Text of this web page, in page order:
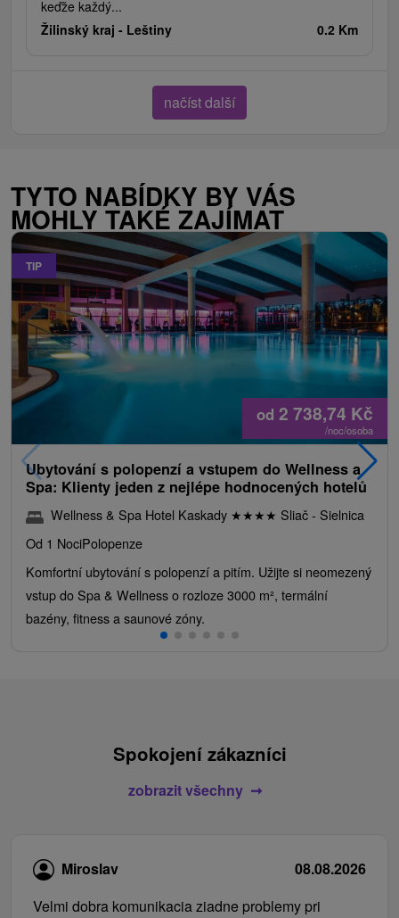
keďže každý...
Žilinský kraj - Leštiny 0.2 Km
načíst další
TYTO NABÍDKY BY VÁS
MOHLY TAKÉ ZAJÍMAT
TIP
od 2 738,74 Kč
/noc/osoba
Ubytování s polopenzí a vstupem do Wellness a
Spa: Klienty jeden z nejlépe hodnocených hotelů
Wellness & Spa Hotel Kaskady ★★★★ Sliač - Sielnica
Od 1 NociPolopenze
Komfortní ubytování s polopenzí a pitím. Užijte si neomezený
vstup do Spa & Wellness o rozloze 3000 m², termální
bazény, fitness a saunové zóny.
Spokojení zákazníci
zobrazit všechny
Miroslav
08.08.2026
Velmi dobra komunikacia ziadne problemy pri